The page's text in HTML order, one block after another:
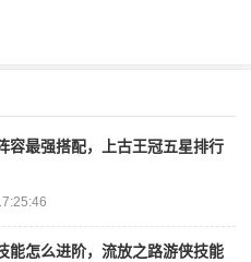
容最强搭配，上古王冠五星排行
能怎么进阶，流放之路游侠技能